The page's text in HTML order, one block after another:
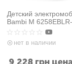
Детский
Bambi M
нет в наличии